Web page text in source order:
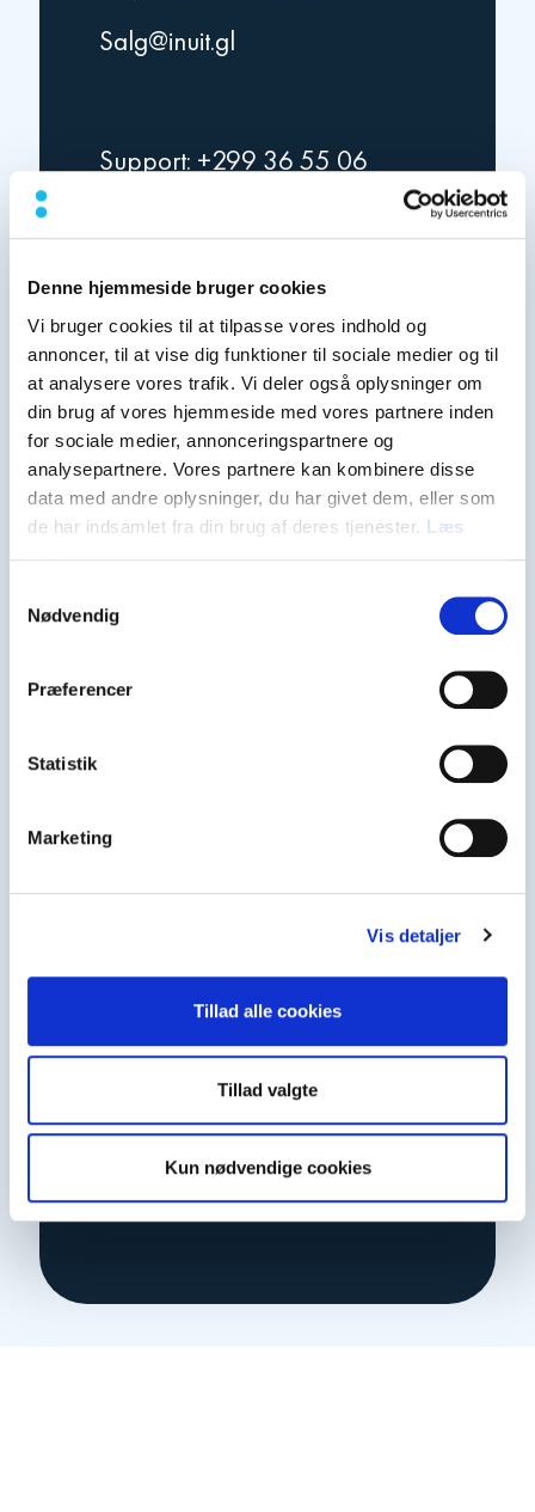
Denne hjemmeside bruger cookies
Vi bruger cookies til at tilpasse vores indhold og
annoncer, til at vise dig funktioner til sociale medier og til
at analysere vores trafik. Vi deler også oplysninger om
din brug af vores hjemmeside med vores partnere inden
for sociale medier, annonceringspartnere og
analysepartnere. Vores partnere kan kombinere disse
data med andre oplysninger, du har givet dem, eller som
de har indsamlet fra din brug af deres tjenester. Læs
Nødvendig
Præferencer
Statistik
Marketing
Vis detaljer
Tillad alle cookies
Tillad valgte
Kun nødvendige cookies
Salg@inuit.gl
Support: +299 36 55 06
Danmark
Salg: +45 96 34 55 00
Salg@inuit.dk
Support: +45 96 34 55 55
ATTAVIGINEQARIT